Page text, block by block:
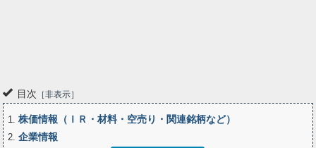
目次 非表示
1 株価情報（ＩＲ・材料・空売り・関連銘柄など）
2 企業情報